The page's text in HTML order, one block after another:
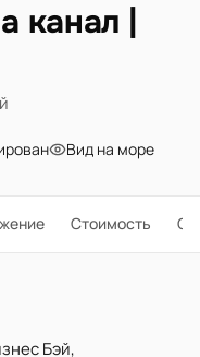
канал |
Вид на море
Стоимость О
Бэй,